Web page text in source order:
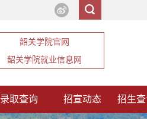
韶关学院官网
韶关学院就业信息网
录取查询 招宣动态 招生